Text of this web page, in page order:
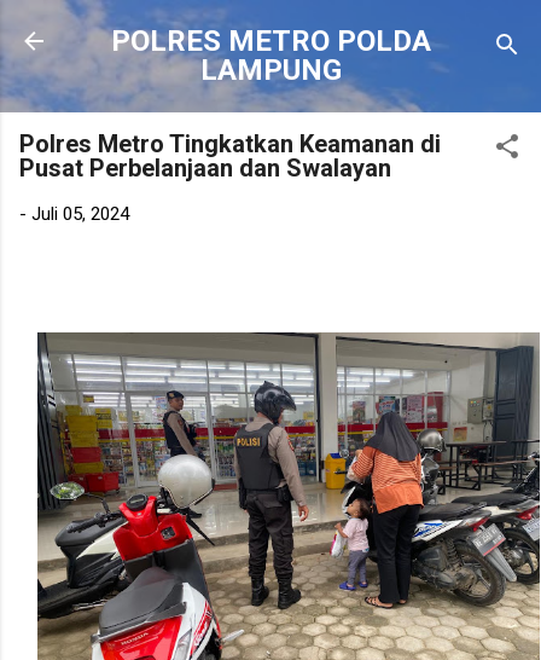
Langsung ke konten utama
POLRES METRO POLDA
LAMPUNG
Polres Metro Tingkatkan Keamanan di
Pusat Perbelanjaan dan Swalayan
- Juli 05, 2024